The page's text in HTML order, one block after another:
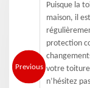
Previous
Puisque la
maison, il
protection
votre toiture
n’hésitez